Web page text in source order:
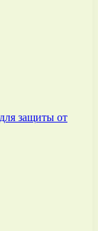
защиты от